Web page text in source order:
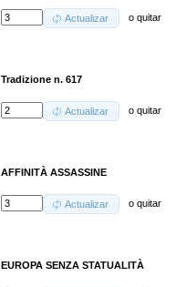
Actualizar oquitar
Tradizione n. 617
Actualizar oquitar
AFFINITÀ ASSASSINE
Actualizar oquitar
EUROPA SENZA STATUALITÀ